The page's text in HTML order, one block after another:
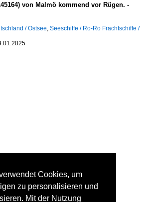
von Malmö kommend vor Rügen. -
/ Ostsee, Seeschiffe / Ro-Ro Frachtschiffe /
Cookies, um
zu personalisieren und
Mit der Nutzung